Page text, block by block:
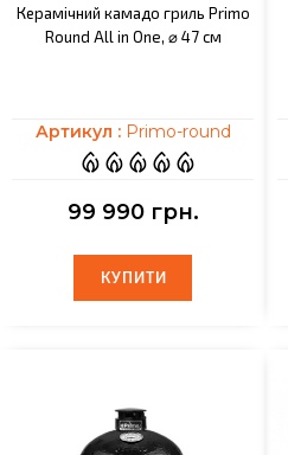
Керамічний камадо гриль Primo
Round All in One, ⌀ 47 см
Артикул : Primo-round
99 990 грн.
КУПИТИ
КУПИТИ